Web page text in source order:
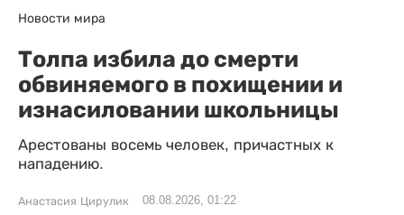
Новости мира
Толпа избила до смерти
обвиняемого в похищении и
изнасиловании школьницы
Арестованы восемь человек, причастных к
нападению.
Анастасия Цирулик 08.08.2026, 01:22